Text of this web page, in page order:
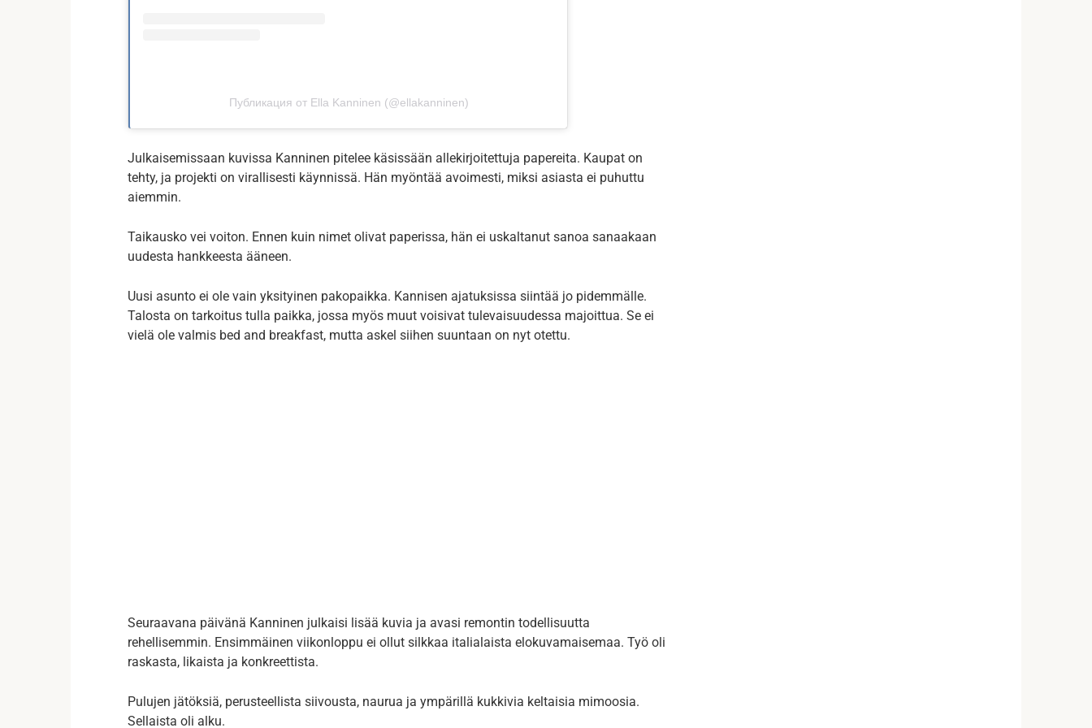
Публикация от Ella Kanninen (@ellakanninen)
Julkaisemissaan kuvissa Kanninen pitelee käsissään allekirjoitettuja papereita. Kaupat on
tehty, ja projekti on virallisesti käynnissä. Hän myöntää avoimesti, miksi asiasta ei puhuttu
aiemmin.
Taikausko vei voiton. Ennen kuin nimet olivat paperissa, hän ei uskaltanut sanoa sanaakaan
uudesta hankkeesta ääneen.
Uusi asunto ei ole vain yksityinen pakopaikka. Kannisen ajatuksissa siintää jo pidemmälle.
Talosta on tarkoitus tulla paikka, jossa myös muut voisivat tulevaisuudessa majoittua. Se ei
vielä ole valmis bed and breakfast, mutta askel siihen suuntaan on nyt otettu.
Seuraavana päivänä Kanninen julkaisi lisää kuvia ja avasi remontin todellisuutta
rehellisemmin. Ensimmäinen viikonloppu ei ollut silkkaa italialaista elokuvamaisemaa. Työ oli
raskasta, likaista ja konkreettista.
Pulujen jätöksiä, perusteellista siivousta, naurua ja ympärillä kukkivia keltaisia mimoosia.
Sellaista oli alku.